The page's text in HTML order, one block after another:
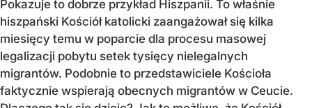
Pokazuje to dobrze przykład Hiszpanii. To właśnie
hiszpański Kościół katolicki zaangażował się kilka
miesięcy temu w poparcie dla procesu masowej
legalizacji pobytu setek tysięcy nielegalnych
migrantów. Podobnie to przedstawiciele Kościoła
faktycznie wspierają obecnych migrantów w Ceucie.